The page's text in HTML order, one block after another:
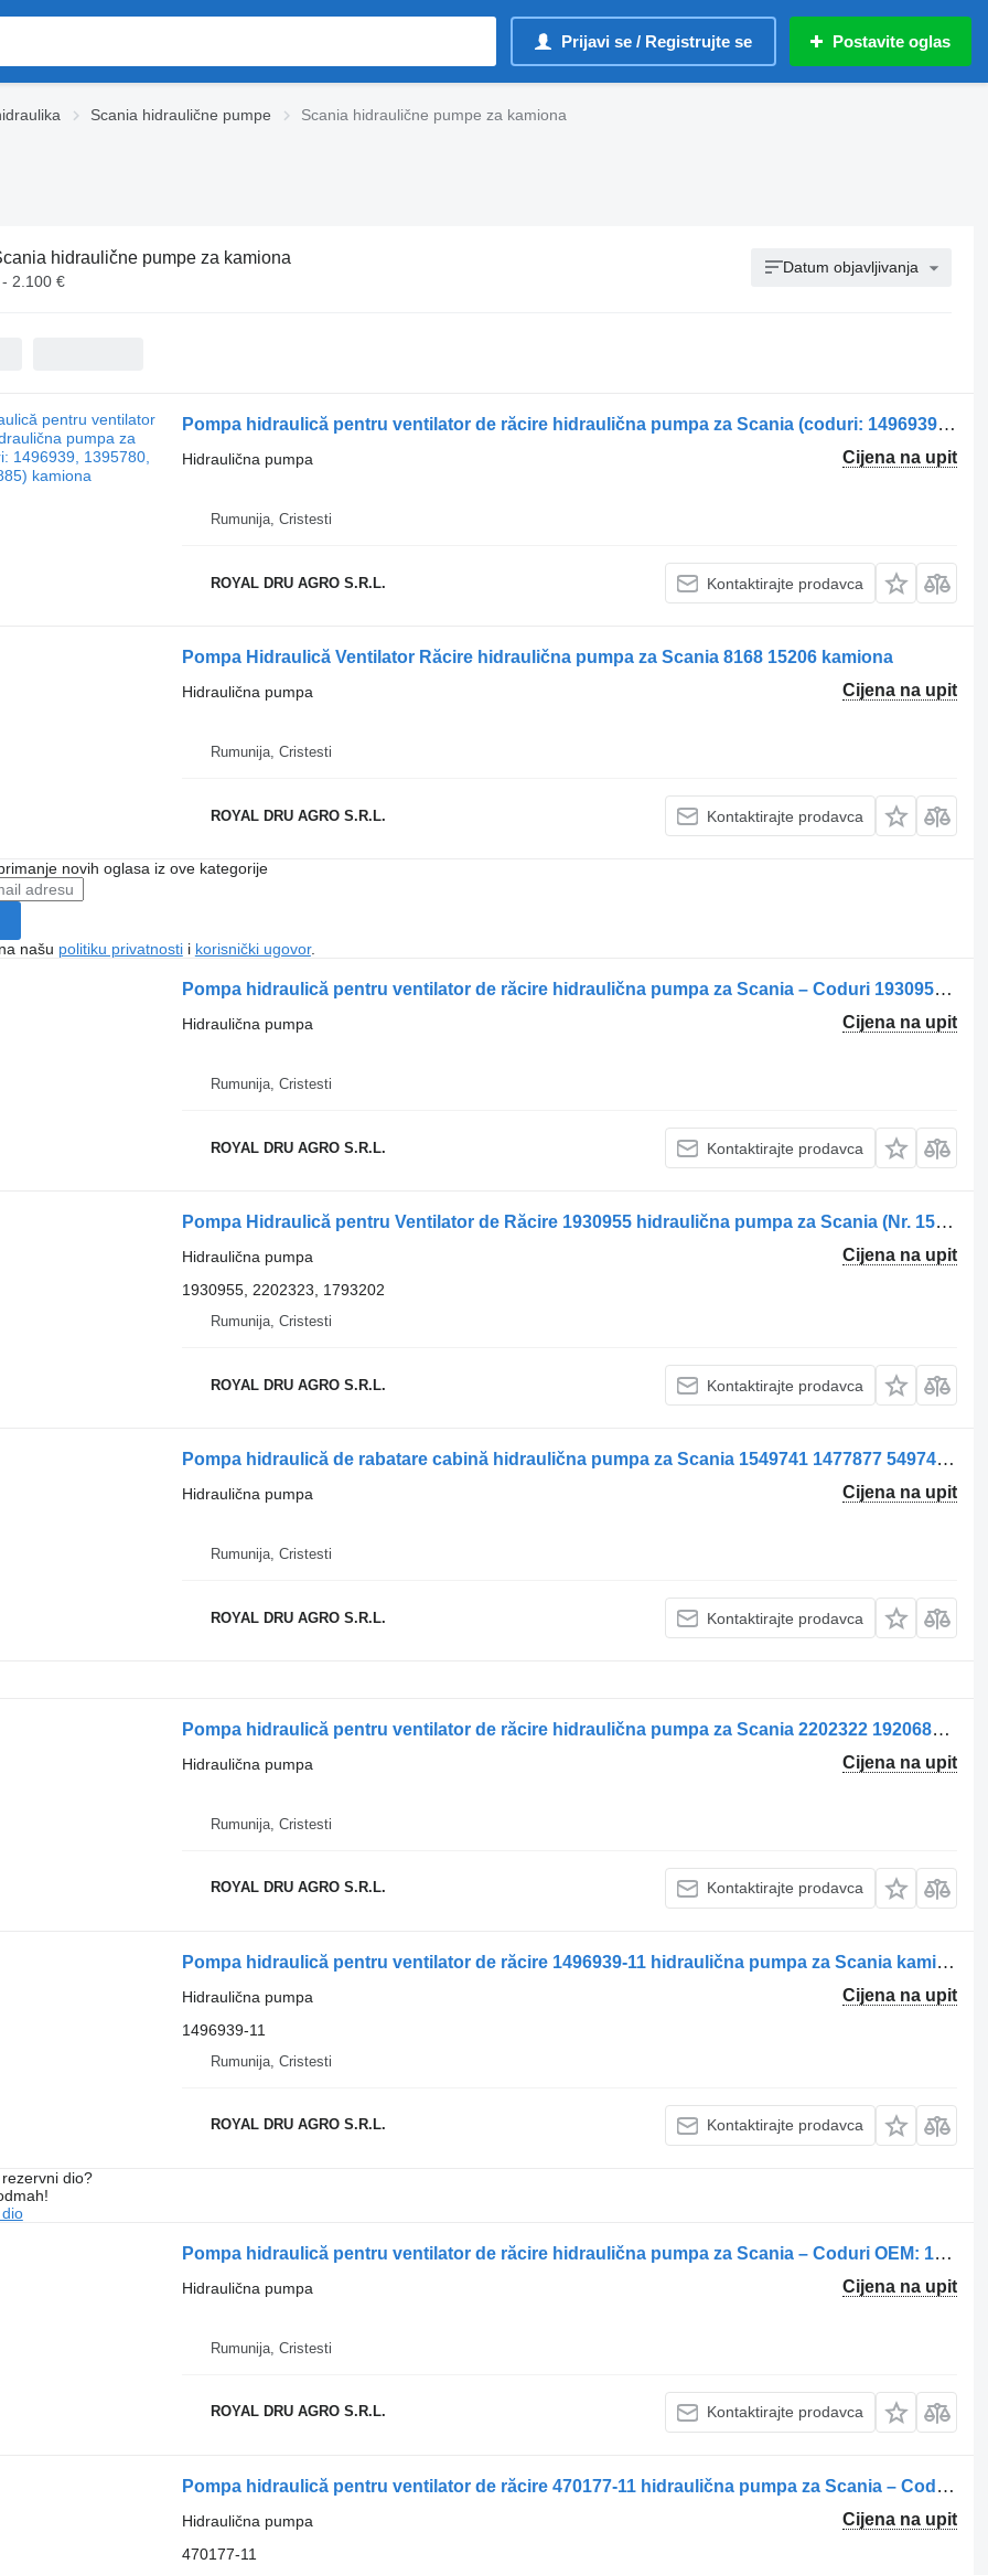
Prijavi se / Registrujte se Postavite oglas
Scania hidraulične pumpe Scania hidraulične pumpe za kamiona
hidraulične pumpe za kamiona
2.100 €
Datum objavljivanja
Pompa hidraulică pentru ventilator de răcire hidraulična pumpa za Scania (coduri: 1496939, 1395780, 1111885) kamiona
Cijena na upit
Hidraulična pumpa
Rumunija, Cristesti
ROYAL DRU AGRO S.R.L. Kontaktirajte prodavca
Pompa Hidraulică Ventilator Răcire hidraulična pumpa za Scania 8168 15206 kamiona
Cijena na upit
Hidraulična pumpa
Rumunija, Cristesti
ROYAL DRU AGRO S.R.L. Kontaktirajte prodavca
novih oglasa iz ove kategorije
našu politiku privatnostii korisnički ugovor.
Pompa hidraulică pentru ventilator de răcire hidraulična pumpa za Scania – Coduri 1930955, 2202323, 1793202 kamiona
Cijena na upit
Hidraulična pumpa
Rumunija, Cristesti
ROYAL DRU AGRO S.R.L. Kontaktirajte prodavca
Pompa Hidraulică pentru Ventilator de Răcire 1930955 hidraulična pumpa za Scania (Nr. 15200) kamiona
Cijena na upit
Hidraulična pumpa
1930955, 2202323, 1793202
Rumunija, Cristesti
ROYAL DRU AGRO S.R.L. Kontaktirajte prodavca
Pompa hidraulică de rabatare cabină hidraulična pumpa za Scania 1549741 1477877 549741 kamiona
Cijena na upit
Hidraulična pumpa
Rumunija, Cristesti
ROYAL DRU AGRO S.R.L. Kontaktirajte prodavca
Pompa hidraulică pentru ventilator de răcire hidraulična pumpa za Scania 2202322 1920685 kamiona
Cijena na upit
Hidraulična pumpa
Rumunija, Cristesti
ROYAL DRU AGRO S.R.L. Kontaktirajte prodavca
Pompa hidraulică pentru ventilator de răcire 1496939-11 hidraulična pumpa za Scania kamiona
Cijena na upit
Hidraulična pumpa
1496939-11
Rumunija, Cristesti
ROYAL DRU AGRO S.R.L. Kontaktirajte prodavca
dio?
Pompa hidraulică pentru ventilator de răcire hidraulična pumpa za Scania – Coduri OEM: 1930955, 2202323, 1793202 kamiona
Cijena na upit
Hidraulična pumpa
Rumunija, Cristesti
ROYAL DRU AGRO S.R.L. Kontaktirajte prodavca
Pompa hidraulică pentru ventilator de răcire 470177-11 hidraulična pumpa za Scania – Cod kamiona
Cijena na upit
Hidraulična pumpa
470177-11